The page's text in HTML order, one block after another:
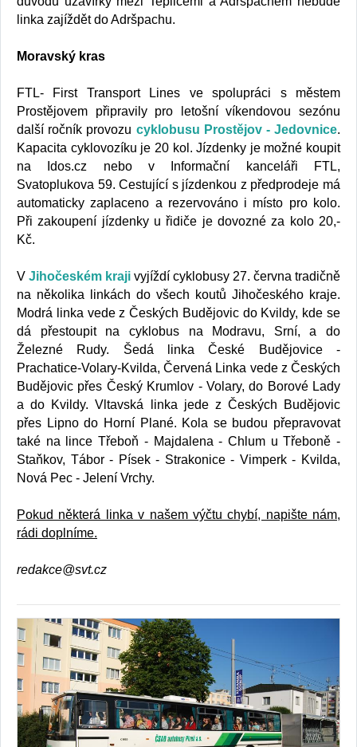
linka zajíždět do Adršpachu.
Moravský kras
FTL- First Transport Lines ve spolupráci s městem
Prostějovem připravily pro letošní víkendovou sezónu
další ročník provozu cyklobusu Prostějov - Jedovnice.
Kapacita cyklovozíku je 20 kol. Jízdenky je možné koupit
na Idos.cz nebo v Informační kanceláři FTL,
Svatoplukova 59. Cestující s jízdenkou z předprodeje má
automaticky zaplaceno a rezervováno i místo pro kolo.
Při zakoupení jízdenky u řidiče je dovozné za kolo 20,-
Kč.
V Jihočeském kraji vyjíždí cyklobusy 27. června tradičně
na několika linkách do všech koutů Jihočeského kraje.
Modrá linka vede z Českých Budějovic do Kvildy, kde se
dá přestoupit na cyklobus na Modravu, Srní, a do
Železné Rudy. Šedá linka České Budějovice -
Prachatice-Volary-Kvilda, Červená Linka vede z Českých
Budějovic přes Český Krumlov - Volary, do Borové Lady
a do Kvildy. Vltavská linka jede z Českých Budějovic
přes Lipno do Horní Plané. Kola se budou přepravovat
také na lince Třeboň - Majdalena - Chlum u Třeboně -
Staňkov, Tábor - Písek - Strakonice - Vimperk - Kvilda,
Nová Pec - Jelení Vrchy.
Pokud některá linka v našem výčtu chybí, napište nám,
rádi doplníme.
redakce@svt.cz